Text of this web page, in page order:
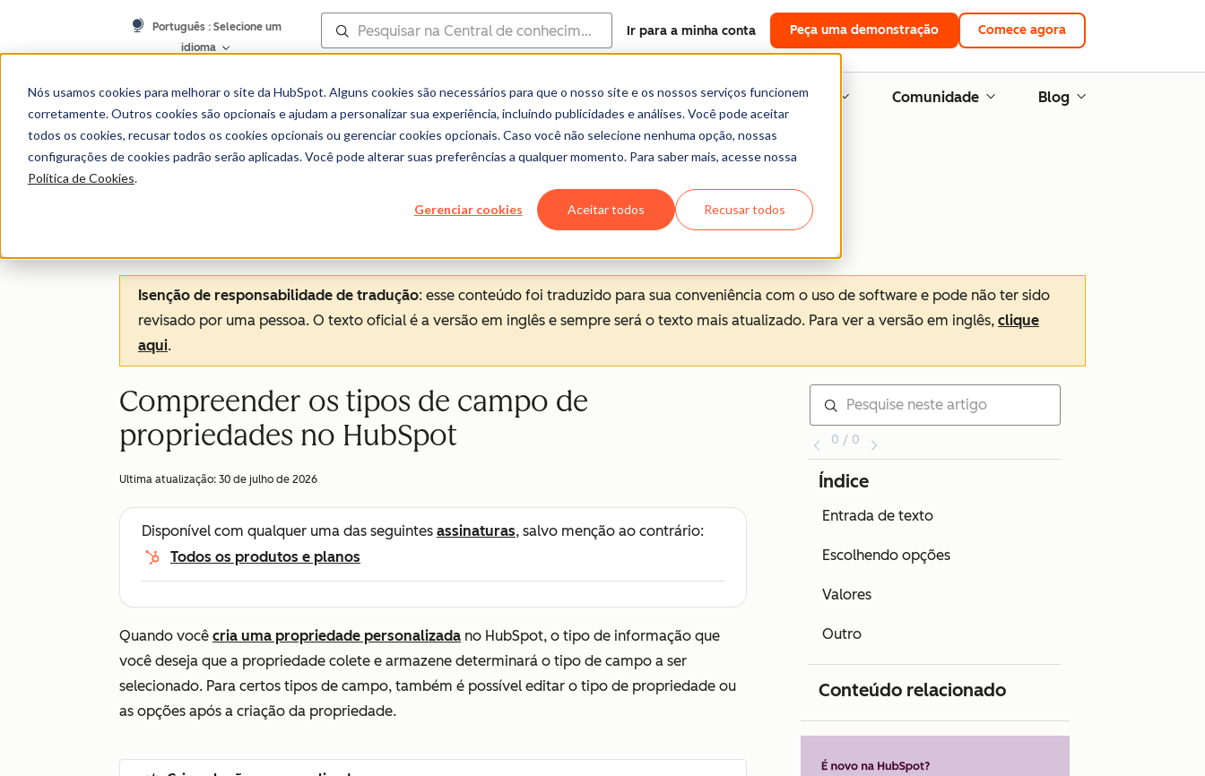
Nós usamos cookies para melhorar o site da HubSpot. Alguns cookies são necessários para que o nosso site e os nossos serviços funcionem
corretamente. Outros cookies são opcionais e ajudam a personalizar sua experiência, incluindo publicidades e análises. Você pode aceitar
todos os cookies, recusar todos os cookies opcionais ou gerenciar cookies opcionais. Caso você não selecione nenhuma opção, nossas
configurações de cookies padrão serão aplicadas. Você pode alterar suas preferências a qualquer momento. Para saber mais, acesse nossa
Política de Cookies.
Gerenciar cookies Aceitar todos Recusar todos
Português : Selecione um
idioma
Ir para a minha conta Peça uma demonstração Comece agora
Central de conhecimento
Central de ajuda Documentação Treinamento Comunidade Blog
Isenção de responsabilidade de tradução: esse conteúdo foi traduzido para sua conveniência com o uso de software e pode não ter sido
revisado por uma pessoa. O texto oficial é a versão em inglês e sempre será o texto mais atualizado. Para ver a versão em inglês, clique
aqui.
Compreender os tipos de campo de
propriedades no HubSpot
Ultima atualização: 30 de julho de 2026
Disponível com qualquer uma das seguintes assinaturas, salvo menção ao contrário:
Todos os produtos e planos
Quando você cria uma propriedade personalizada no HubSpot, o tipo de informação que
você deseja que a propriedade colete e armazene determinará o tipo de campo a ser
selecionado. Para certos tipos de campo, também é possível editar o tipo de propriedade ou
as opções após a criação da propriedade.
0 / 0
Índice
Entrada de texto
Escolhendo opções
Valores
Outro
Conteúdo relacionado